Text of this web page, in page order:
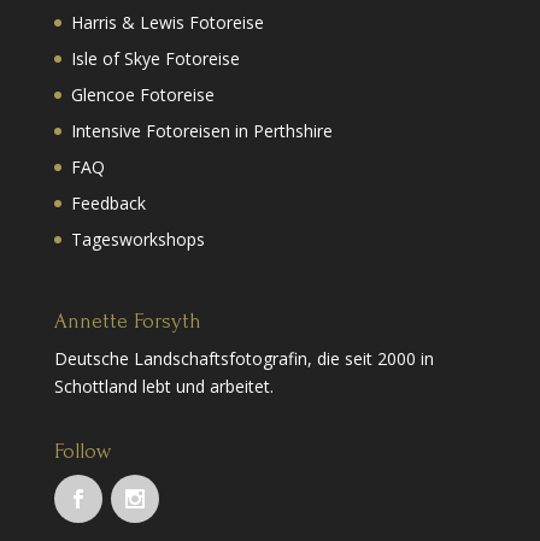
Harris & Lewis Fotoreise
Isle of Skye Fotoreise
Glencoe Fotoreise
Intensive Fotoreisen in Perthshire
FAQ
Feedback
Tagesworkshops
Annette Forsyth
Deutsche Landschaftsfotografin, die seit 2000 in
Schottland lebt und arbeitet.
Follow